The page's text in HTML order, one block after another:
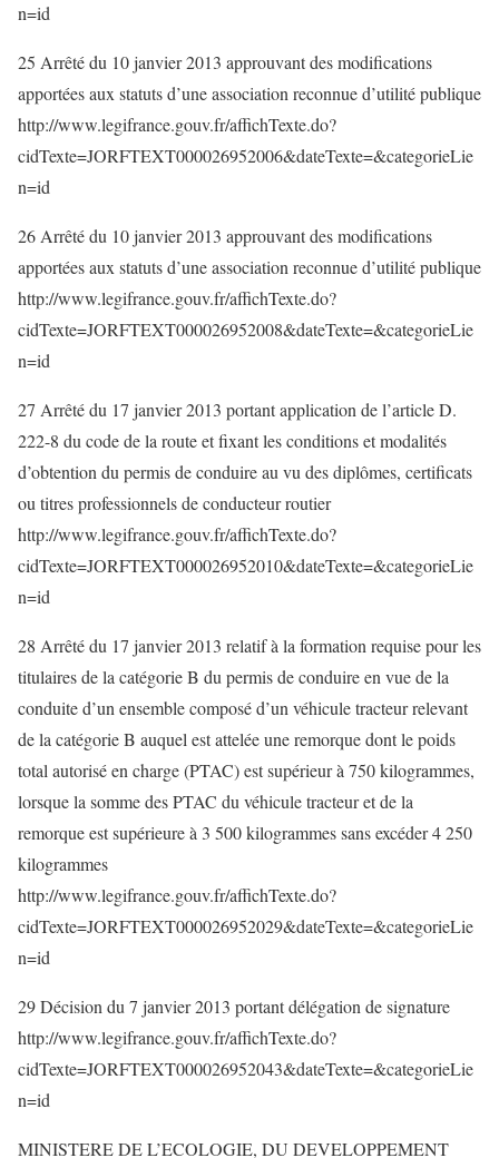
n=id
25 Arrêté du 10 janvier 2013 approuvant des modifications
apportées aux statuts d’une association reconnue d’utilité publique
http://www.legifrance.gouv.fr/affichTexte.do?
cidTexte=JORFTEXT000026952006&dateTexte=&categorieLie
n=id
26 Arrêté du 10 janvier 2013 approuvant des modifications
apportées aux statuts d’une association reconnue d’utilité publique
http://www.legifrance.gouv.fr/affichTexte.do?
cidTexte=JORFTEXT000026952008&dateTexte=&categorieLie
n=id
27 Arrêté du 17 janvier 2013 portant application de l’article D.
222-8 du code de la route et fixant les conditions et modalités
d’obtention du permis de conduire au vu des diplômes, certificats
ou titres professionnels de conducteur routier
http://www.legifrance.gouv.fr/affichTexte.do?
cidTexte=JORFTEXT000026952010&dateTexte=&categorieLie
n=id
28 Arrêté du 17 janvier 2013 relatif à la formation requise pour les
titulaires de la catégorie B du permis de conduire en vue de la
conduite d’un ensemble composé d’un véhicule tracteur relevant
de la catégorie B auquel est attelée une remorque dont le poids
total autorisé en charge (PTAC) est supérieur à 750 kilogrammes,
lorsque la somme des PTAC du véhicule tracteur et de la
remorque est supérieure à 3 500 kilogrammes sans excéder 4 250
kilogrammes
http://www.legifrance.gouv.fr/affichTexte.do?
cidTexte=JORFTEXT000026952029&dateTexte=&categorieLie
n=id
29 Décision du 7 janvier 2013 portant délégation de signature
http://www.legifrance.gouv.fr/affichTexte.do?
cidTexte=JORFTEXT000026952043&dateTexte=&categorieLie
n=id
MINISTERE DE L’ECOLOGIE, DU DEVELOPPEMENT